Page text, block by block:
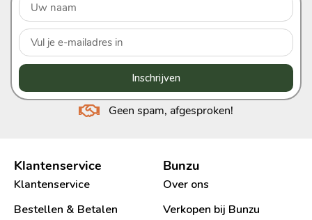
Inschrijven
Geen spam, afgesproken!
Klantenservice
Klantenservice
Bestellen & Betalen
Bunzu
Over ons
Verkopen bij Bunzu